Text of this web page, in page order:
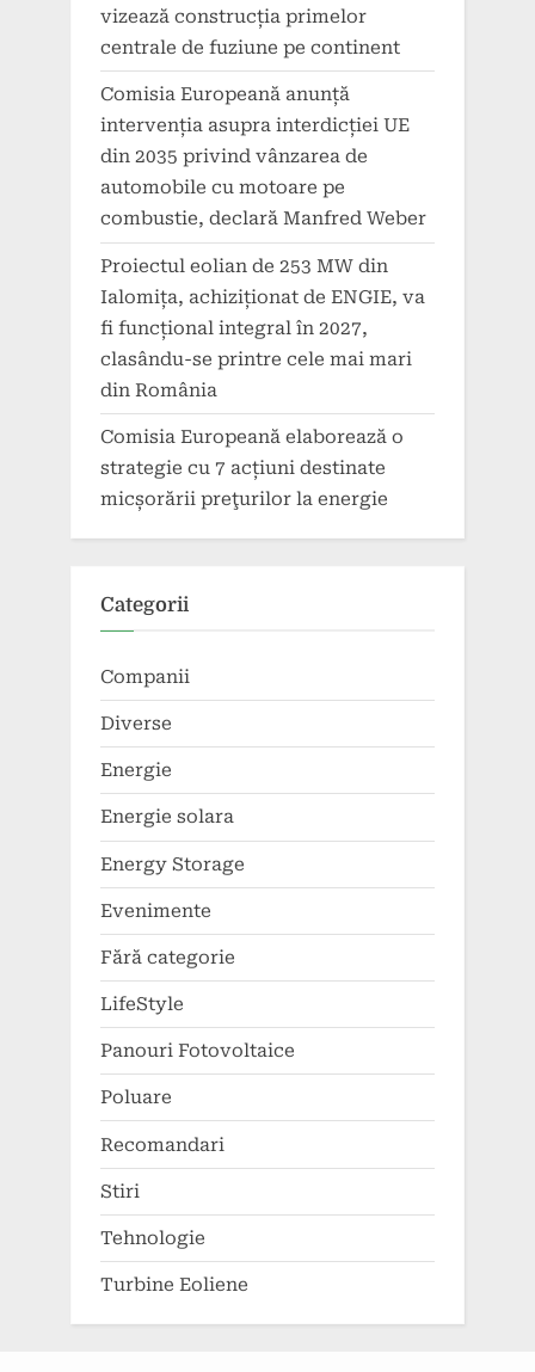
vizează construcția primelor
centrale de fuziune pe continent
Comisia Europeană anunță
intervenția asupra interdicției UE
din 2035 privind vânzarea de
automobile cu motoare pe
combustie, declară Manfred Weber
Proiectul eolian de 253 MW din
Ialomița, achiziționat de ENGIE, va
fi funcțional integral în 2027,
clasându-se printre cele mai mari
din România
Comisia Europeană elaborează o
strategie cu 7 acțiuni destinate
micșorării preţurilor la energie
Categorii
Companii
Diverse
Energie
Energie solara
Energy Storage
Evenimente
Fără categorie
LifeStyle
Panouri Fotovoltaice
Poluare
Recomandari
Stiri
Tehnologie
Turbine Eoliene